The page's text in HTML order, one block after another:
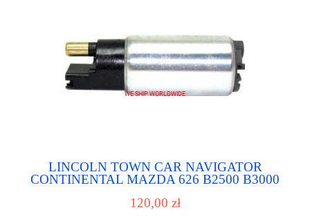
LINCOLN TOWN CAR NAVIGATOR
CONTINENTAL MAZDA 626 B2500 B3000
MONTERO NISSAN FRONTIER QUEST
120,00 zł